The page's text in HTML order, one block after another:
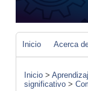
Inicio Acerca
Inicio >
significativo >